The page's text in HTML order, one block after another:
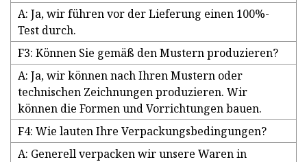
A: Ja, wir führen vor der Lieferung einen 100%-
Test durch.
F3: Können Sie gemäß den Mustern produzieren?
A: Ja, wir können nach Ihren Mustern oder
technischen Zeichnungen produzieren. Wir
können die Formen und Vorrichtungen bauen.
F4: Wie lauten Ihre Verpackungsbedingungen?
A: Generell verpacken wir unsere Waren in